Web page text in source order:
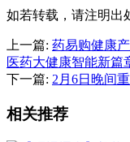
如若转载，请注明出
上一篇: 药易购健康
医药大健康智能新篇
下一篇: 2月6日晚间
相关推荐